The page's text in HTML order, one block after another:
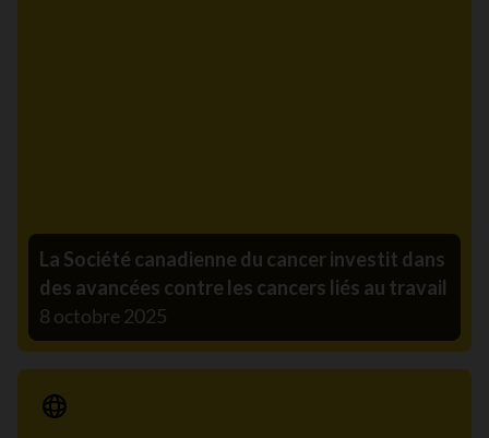
La Société canadienne du cancer investit dans
des avancées contre les cancers liés au travail
8 octobre 2025
Communiqué de presse